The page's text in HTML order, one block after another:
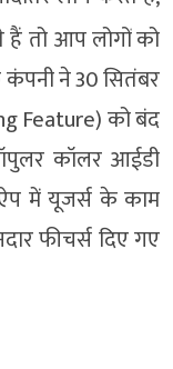
तो आप लोगों को
ने 30 सितंबर
Feature) को बंद
कॉलर आईडी
में यूजर्स के काम
फीचर्स दिए गए